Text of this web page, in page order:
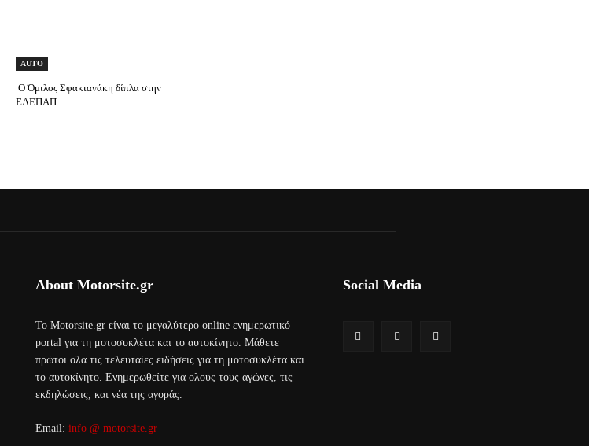
AUTO
Ο Όμιλος Σφακιανάκη δίπλα στην
ΕΛΕΠΑΠ
About Motorsite.gr
Το Motorsite.gr είναι το μεγαλύτερο online ενημερωτικό
portal για τη μοτοσυκλέτα και το αυτοκίνητο. Μάθετε
πρώτοι ολα τις τελευταίες ειδήσεις για τη μοτοσυκλέτα και
το αυτοκίνητο. Ενημερωθείτε για ολους τους αγώνες, τις
εκδηλώσεις, και νέα της αγοράς.
Email:info @ motorsite.gr
Social Media